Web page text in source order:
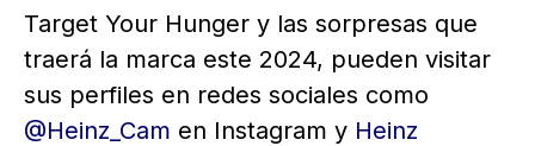
Target Your Hunger y las sorpresas que
traerá la marca este 2024, pueden visitar
sus perfiles en redes sociales como
@Heinz_Cam en Instagram y Heinz